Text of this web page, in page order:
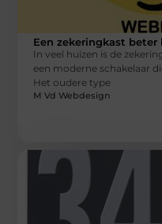
Een zekeringkast beter
In veel huizen is de
een moderne schakelaar
Het oudere type
M Vd Webdesign